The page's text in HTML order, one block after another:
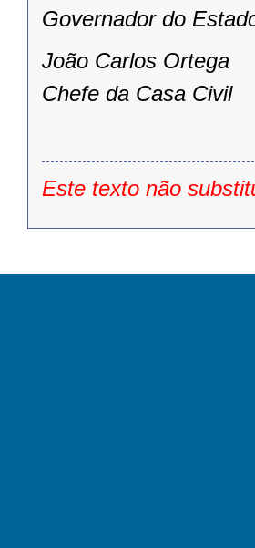
Governador do
João Carlos Ortega
Chefe da Casa Civil
Este texto não